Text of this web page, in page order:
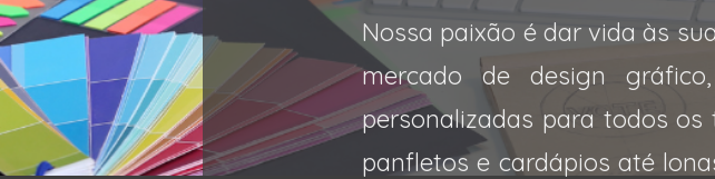
Nossa paixão é dar vida às
mercado de design
personalizadas para todos os
panfletos e cardápios até